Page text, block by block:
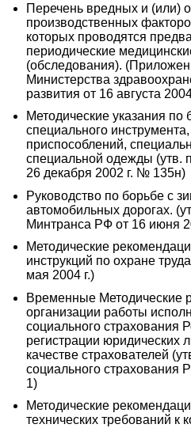
Перечень вредных и (или)
производственных
которых проводятся
периодические
(обследования).
Министерства
развития от 16 августа
Методические указания по
специального
приспособлений,
специальной одежды
26 декабря 2002 г. № 135н)
Руководство по борьбе с
автомобильных дорогах.
Минтранса РФ от 16 июня
Методические
инструкций по охране
мая 2004 г.)
Временные Методические
организации работы
социального страхования
регистрации юридических
качестве страхователей
социального страхования
1)
Методические
технических требований к